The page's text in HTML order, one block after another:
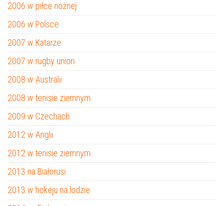
2006 w piłce nożnej
2006 w Polsce
2007 w Katarze
2007 w rugby union
2008 w Australii
2008 w tenisie ziemnym
2009 w Czechach
2012 w Anglii
2012 w tenisie ziemnym
2013 na Białorusi
2013 w hokeju na lodzie